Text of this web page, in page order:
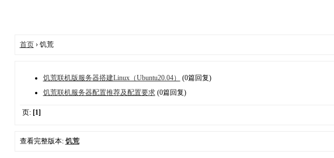
首页› 饥荒
饥荒联机版服务器搭建Linux（Ubuntu20.04）
(0篇回复)
饥荒联机服务器配置推荐及配置要求(0篇回复)
页: [1]
查看完整版本: 饥荒